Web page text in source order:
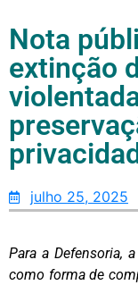
Nota
extinção
julho 25, 2025
Para a Defensoria,
como forma de